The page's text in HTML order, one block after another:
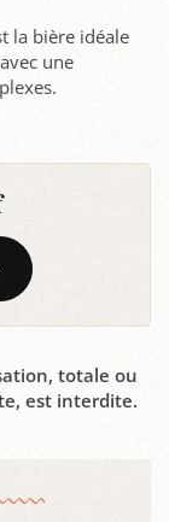
la bière idéale
une
totale ou
est interdite.